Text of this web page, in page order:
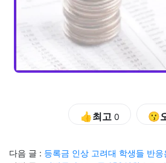
👍최고 0 😗
다음 글 : 등록금 인상 고려대 학생들 반응